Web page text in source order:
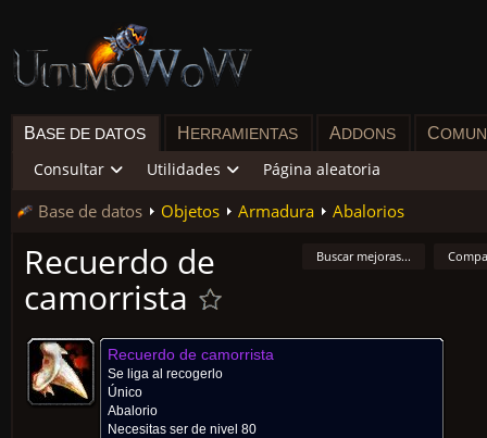
BASE DE DATOS H ERRAMIENTAS ADDONS C
Consultar Utilidades Página aleatoria
Base de datos Objetos Armadura Abalorios
Buscar mejoras...
Recuerdo de
camorrista
Recuerdo de camorrista
Se liga al recogerlo
Único
Abalorio
Necesitas ser de nivel 80